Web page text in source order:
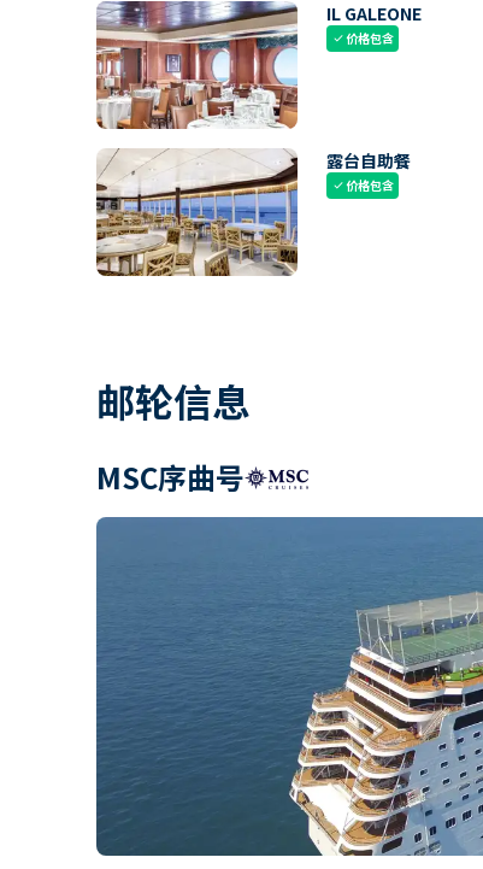
IL GALEONE
check价格包含
露台自助餐
check价格包含
邮轮信息
MSC序曲号